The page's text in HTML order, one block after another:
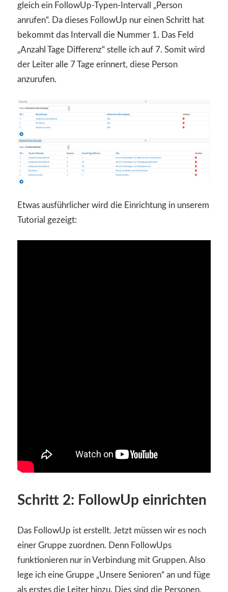
gleich ein FollowUp-Typen-Intervall „Person
anrufen“. Da dieses FollowUp nur einen Schritt hat
bekommt das Intervall die Nummer 1. Das Feld
„Anzahl Tage Differenz“ stelle ich auf 7. Somit wird
der Leiter alle 7 Tage erinnert, diese Person
anzurufen.
Etwas ausführlicher wird die Einrichtung in unserem
Tutorial gezeigt:
Schritt 2: FollowUp einrichten
Das FollowUp ist erstellt. Jetzt müssen wir es noch
einer Gruppe zuordnen. Denn FollowUps
funktionieren nur in Verbindung mit Gruppen. Also
lege ich eine Gruppe „Unsere Senioren“ an und füge
als erstes die Leiter hinzu. Dies sind die Personen,